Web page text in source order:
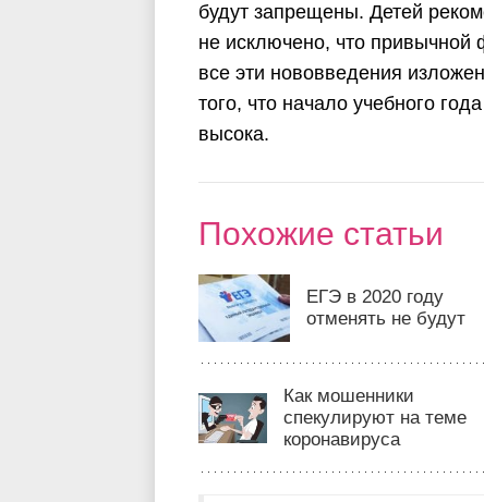
будут запрещены. Детей
не исключено, что привычной
все эти нововведения
того, что начало учебного
высока.
Похожие статьи
ЕГЭ в 2020 году
отменять не будут
Как мошенники
спекулируют на теме
коронавируса